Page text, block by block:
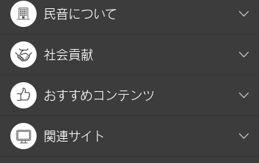
民音について
社会貢献
おすすめコンテンツ
関連サイト